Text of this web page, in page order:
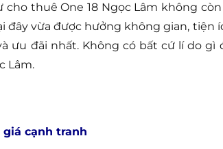
thuê One 18 Ngọc Lâm không còn
đây vừa được hưởng không gian, tiện
ưu đãi nhất. Không có bất cứ lí do gì
Lâm.
cạnh tranh